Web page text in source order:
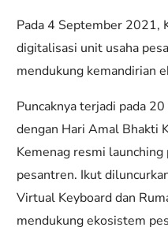
Pada 4 September 2021,
digitalisasi unit usaha
mendukung kemandirian
Puncaknya terjadi pada
dengan Hari Amal Bhakti
Kemenag resmi
pesantren. Ikut
Virtual Keyboard dan
mendukung ekosistem